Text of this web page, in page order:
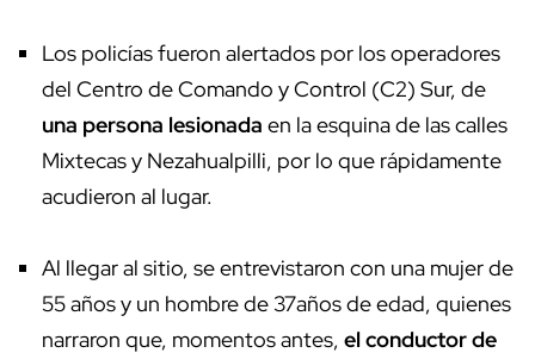
Los policías fueron alertados por los operadores
del Centro de Comando y Control (C2) Sur, de
una persona lesionada en la esquina de las calles
Mixtecas y Nezahualpilli, por lo que rápidamente
acudieron al lugar.
Al llegar al sitio, se entrevistaron con una mujer de
55 años y un hombre de 37años de edad, quienes
narraron que, momentos antes, el conductor de